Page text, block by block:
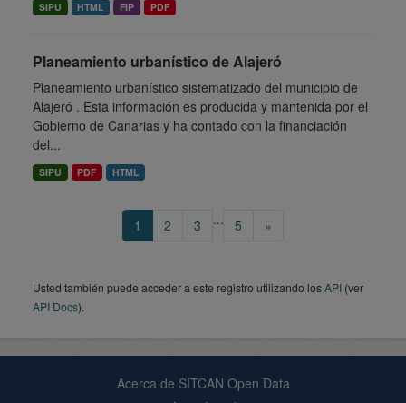
SIPU HTML FIP PDF
Planeamiento urbanístico de Alajeró
Planeamiento urbanístico sistematizado del municipio de
Alajeró . Esta información es producida y mantenida por el
Gobierno de Canarias y ha contado con la financiación
del...
SIPU PDF HTML
1 2 3 ... 5 »
Usted también puede acceder a este registro utilizando losAPI (ver
API Docs).
Acerca de SITCAN Open Data